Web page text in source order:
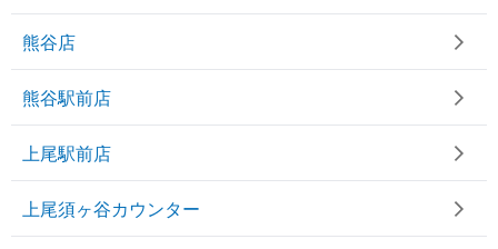
熊谷店
熊谷駅前店
上尾駅前店
上尾須ヶ谷カウンター